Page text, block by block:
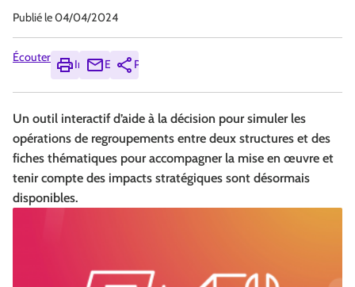
Publié le04/04/2024
Écouter
ImprimerEnvoyerPartager
Un outil interactif d’aide à la décision pour simuler les
opérations de regroupements entre deux structures et des
fiches thématiques pour accompagner la mise en œuvre et
tenir compte des impacts stratégiques sont désormais
disponibles.